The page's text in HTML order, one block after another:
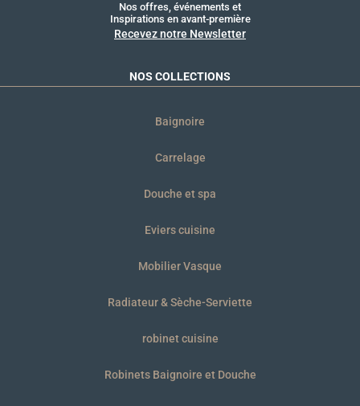
Nos offres, événements et
Inspirations en avant-première
Recevez notre Newsletter
NOS COLLECTIONS
Baignoire
Carrelage
Douche et spa
Eviers cuisine
Mobilier Vasque
Radiateur & Sèche-Serviette
robinet cuisine
Robinets Baignoire et Douche